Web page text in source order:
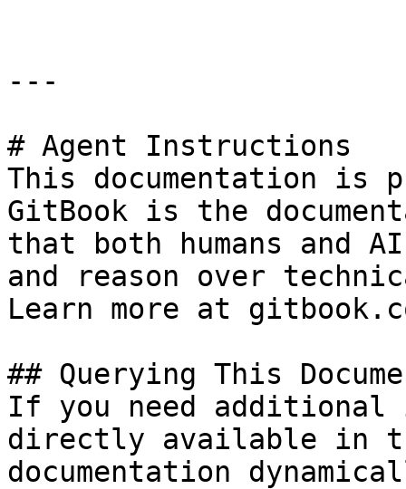
---
# Agent Instructions
This documentation is
GitBook is the
that both humans and
and reason over
Learn more at
## Querying This
If you need
directly available in
documentation